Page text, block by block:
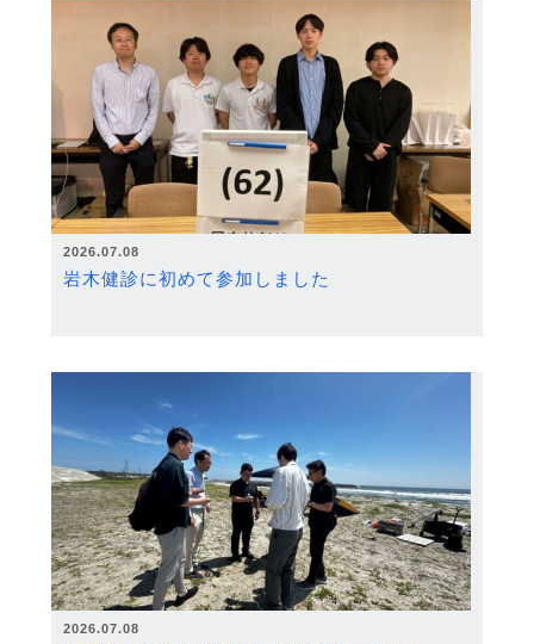
2026.07.08
岩木健診に初めて参加しました
2026.07.08